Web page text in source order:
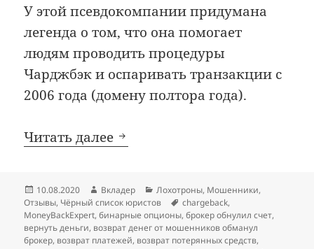
У этой псевдокомпании придумана
легенда о том, что она помогает
людям проводить процедуры
Чарджбэк и оспаривать транзакции с
2006 года (домену полтора года).
Читать далее Очередные псевдоюристы
Опубликовано
10.08.2020 Автор
Вкладер Рубрики
Лохотроны, Мошенники,
Отзывы, Чёрный список юристов Метки
chargeback,
MoneyBackExpert,бинарные опционы,брокер обнулил счет,
вернуть деньги, возврат денег от мошенников обманул
брокер, возврат платежей, возврат потерянных средств,